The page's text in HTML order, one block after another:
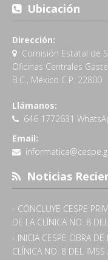
Ubicación
Dirección:
Comisión Estatal de
Oficinas Centrales
B.C., México C.P. 22800
Llámanos:
646 1772631
Email:
Noticias
CONCLUYE CESPE
DE LA CLÍNICA NO. 8
INICIA CESPE OBRA
CLÍNICA NO. 8 DEL IMSS